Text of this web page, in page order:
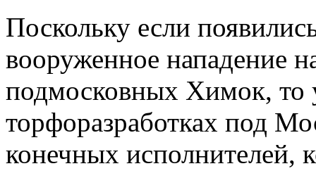
Поскольку если
вооруженное нападение
подмосковных Химок, то
торфоразработках под
конечных исполнителей,